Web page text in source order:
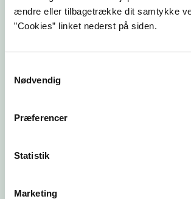
ændre eller tilbagetrække dit samtykke
”Cookies” linket nederst på siden.
Nødvendig
Præferencer
Statistik
Marketing
Virksomhedstype